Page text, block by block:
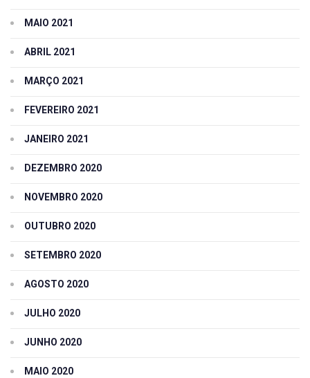
MAIO 2021
ABRIL 2021
MARÇO 2021
FEVEREIRO 2021
JANEIRO 2021
DEZEMBRO 2020
NOVEMBRO 2020
OUTUBRO 2020
SETEMBRO 2020
AGOSTO 2020
JULHO 2020
JUNHO 2020
MAIO 2020